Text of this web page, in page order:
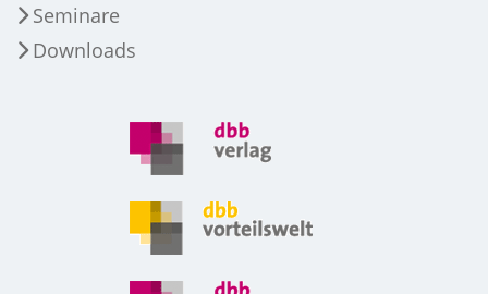
Seminare
Downloads